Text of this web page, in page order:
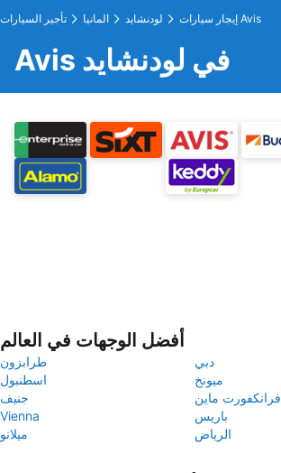
تأجير السيارات المانيا لودنشايد إيجار سيارات Avis
Avis في لودنشايد
أفضل الوجهات في العالم
طرابزون
دبي
اسطنبول
ميونخ
جنيف
فرانكفورت ماين
Vienna
باريس
ميلانو
الرياض